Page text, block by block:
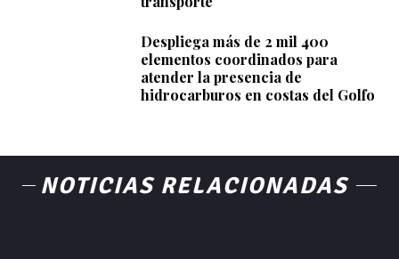
Despliega más de 2 mil 400
elementos coordinados para
atender la presencia de
hidrocarburos en costas del Golfo
NOTICIAS RELACIONADAS